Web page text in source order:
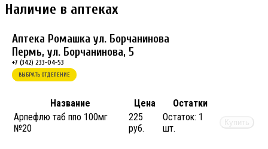
Наличие в аптеках
Аптека Ромашка ул. Борчанинова
Пермь, ул. Борчанинова, 5
+7 (342) 233-04-53
ВЫБРАТЬ ОТДЕЛЕНИЕ
Название Цена
Остатки
Арпефлю таб ппо 100мг
№20
225
руб.
Остаток: 1
шт.
Купить